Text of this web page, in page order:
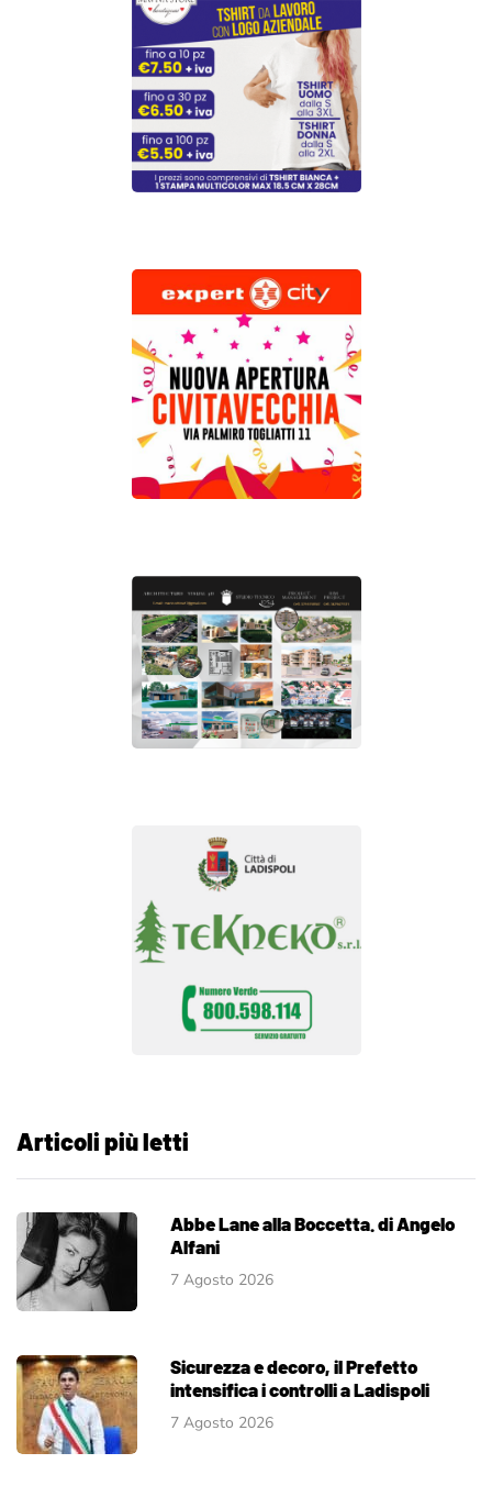
Articoli più letti
Abbe Lane alla Boccetta. di Angelo
Alfani
7 Agosto 2026
Sicurezza e decoro, il Prefetto
intensifica i controlli a Ladispoli
7 Agosto 2026